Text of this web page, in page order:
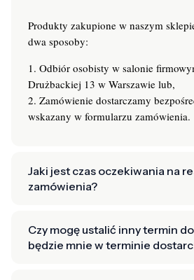
Produkty zakupione w naszym
dwa sposoby:
1. Odbiór osobisty w salonie
Drużbackiej 13 w Warszawie lub,
2. Zamówienie dostarczamy
wskazany w formularzu zamówienia.
Jaki jest czas oczekiwania na
zamówienia?
Czy mogę ustalić inny termin
będzie mnie w terminie